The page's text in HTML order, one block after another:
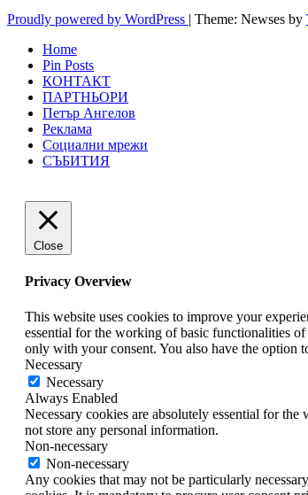
Proudly powered by WordPress | Theme: Newses by
Home
Pin Posts
КОНТАКТ
ПАРТНЬОРИ
Петър Ангелов
Реклама
Социални мрежи
СЪБИТИЯ
Close
Privacy Overview
This website uses cookies to improve your
essential for the working of basic functionalities
only with your consent. You also have the option
Necessary
Necessary
Always Enabled
Necessary cookies are absolutely essential for
not store any personal information.
Non-necessary
Non-necessary
Any cookies that may not be particularly